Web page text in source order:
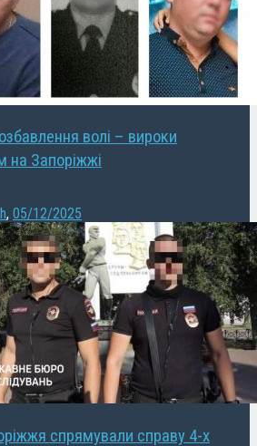
волі – вироки
на Запоріжжі
, 05/12/2025
спрямували справу 4-х